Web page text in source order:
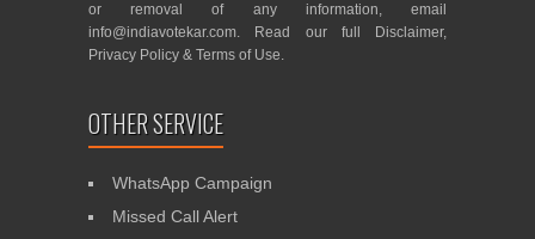
or removal of any information, email
info@indiavotekar.com. Read our full Disclaimer,
Privacy Policy & Terms of Use.
OTHER SERVICE
WhatsApp Campaign
Missed Call Alert